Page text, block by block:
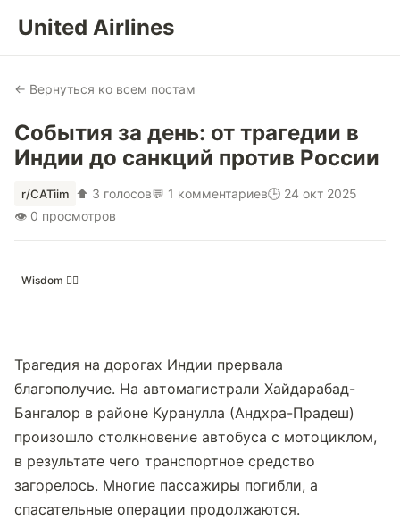
United Airlines
← Вернуться ко всем постам
События за день: от трагедии в
Индии до санкций против России
r/CATiim ⬆ 3 голосов💬 1 комментариев🕒 24 окт 2025
👁 0 просмотров
Wisdom 🙂‍↕️
Трагедия на дорогах Индии прервала
благополучие. На автомагистрали Хайдарабад-
Бангалор в районе Куранулла (Андхра-Прадеш)
произошло столкновение автобуса с мотоциклом,
в результате чего транспортное средство
загорелось. Многие пассажиры погибли, а
спасательные операции продолжаются.